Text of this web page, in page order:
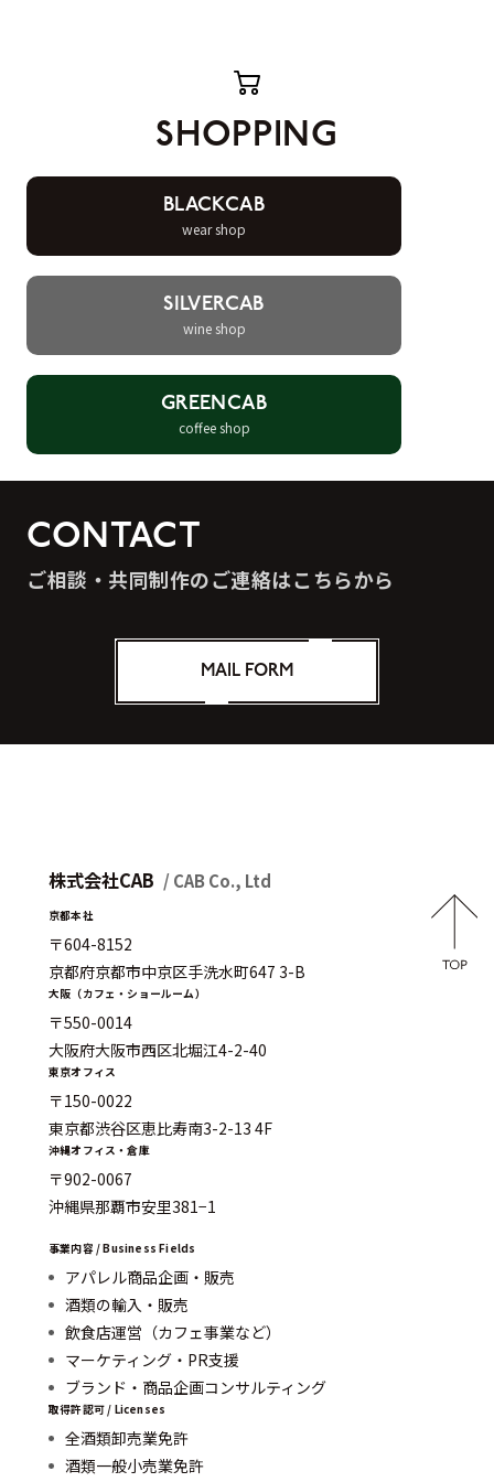
SHOPPING
BLACKCAB
wear shop
SILVERCAB
wine shop
GREENCAB
coffee shop
CONTACT
ご相談・共同制作のご連絡はこちらから
MAIL FORM
株式会社CAB / CAB Co., Ltd
京都本社
〒604-8152
京都府京都市中京区手洗水町647 3-B
大阪（カフェ・ショールーム）
〒550-0014
大阪府大阪市西区北堀江4-2-40
東京オフィス
〒150-0022
東京都渋谷区恵比寿南3-2-13 4F
沖縄オフィス・倉庫
〒902-0067
沖縄県那覇市安里381−1
事業内容 / Business Fields
アパレル商品企画・販売
酒類の輸入・販売
飲食店運営（カフェ事業など）
マーケティング・PR支援
ブランド・商品企画コンサルティング
取得許認可 / Licenses
全酒類卸売業免許
酒類一般小売業免許